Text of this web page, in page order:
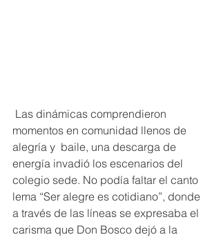
momentos en comunidad llenos de
alegría y  baile, una descarga de
energía invadió los escenarios del
colegio sede. No podía faltar el canto
lema “Ser alegre es cotidiano”, donde
a través de las líneas se expresaba el
carisma que Don Bosco dejó a la